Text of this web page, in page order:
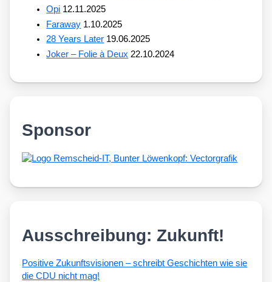
Opi 12.11.2025
Faraway 1.10.2025
28 Years Later 19.06.2025
Joker – Folie à Deux 22.10.2024
Sponsor
Ausschreibung: Zukunft!
Posi­ti­ve Zukunfts­vi­sio­nen – schreibt Geschich­ten wie sie
die CDU nicht mag!